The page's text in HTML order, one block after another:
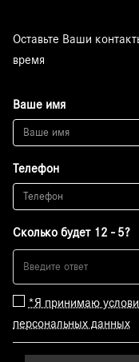
Оставьте Ваши
время
Ваше имя
Телефон
Сколько будет 12 - 5?
*Я принимаю
персональных данных